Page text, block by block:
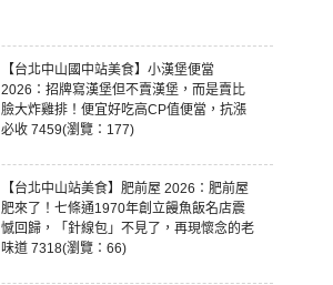
【台北中山國中站美食】小漢堡便當
2026：招牌寫漢堡但不賣漢堡，而是賣比
臉大炸雞排！便宜好吃高CP值便當，抗漲
必收 7459(瀏覽：177)
【台北中山站美食】肥前屋 2026：肥前屋
肥來了！七條通1970年創立饅魚飯名店震
憾回歸，「針線包」不見了，再現懷念的老
味道 7318(瀏覽：66)